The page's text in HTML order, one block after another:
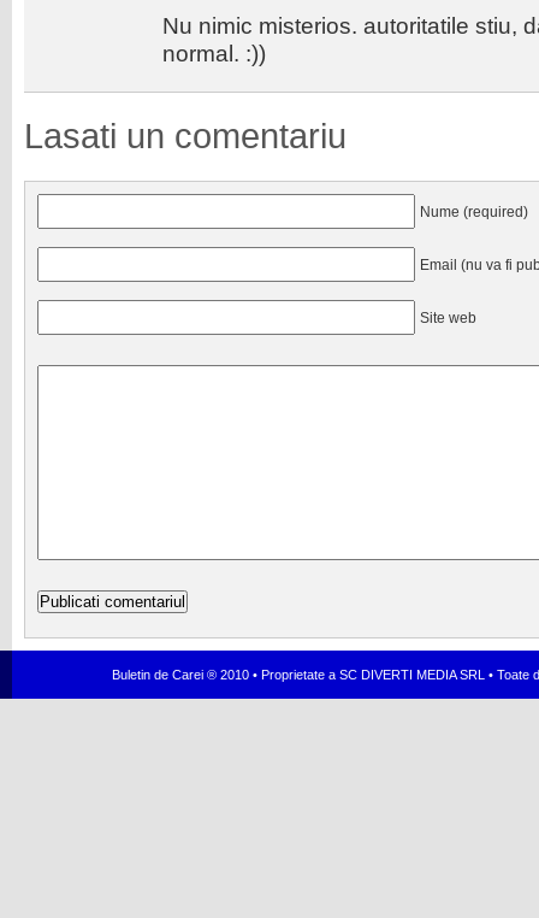
Nu nimic misterios. autoritatile stiu,
normal. :))
Lasati un comentariu
Nume (required)
Email (nu va fi
Site web
Buletin de Carei ® 2010 • Proprietate a SC DIVERTI MEDIA SRL •